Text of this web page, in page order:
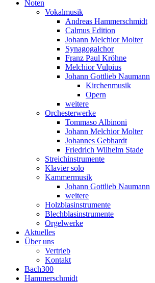
Noten
Vokalmusik
Andreas Hammerschmidt
Calmus Edition
Johann Melchior Molter
Synagogalchor
Franz Paul Kröhne
Melchior Vulpius
Johann Gottlieb Naumann
Kirchenmusik
Opern
weitere
Orchesterwerke
Tommaso Albinoni
Johann Melchior Molter
Johannes Gebhardt
Friedrich Wilhelm Stade
Streichinstrumente
Klavier solo
Kammermusik
Johann Gottlieb Naumann
weitere
Holzblasinstrumente
Blechblasinstrumente
Orgelwerke
Aktuelles
Über uns
Vertrieb
Kontakt
Bach300
Hammerschmidt